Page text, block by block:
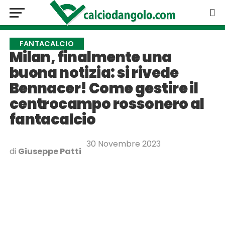
FANTACALCIO
Milan, finalmente una
buona notizia: si rivede
Bennacer! Come gestire il
centrocampo rossonero al
fantacalcio
di Giuseppe Patti
30 Novembre 2023